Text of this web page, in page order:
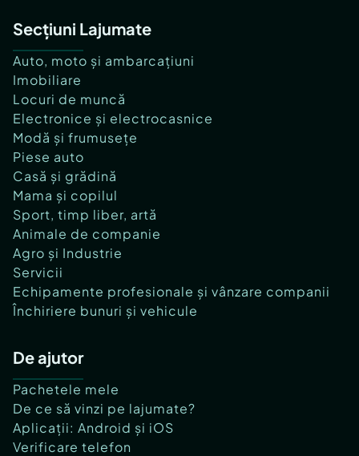
Secțiuni Lajumate
Auto, moto și ambarcațiuni
Imobiliare
Locuri de muncă
Electronice și electrocasnice
Modă și frumusețe
Piese auto
Casă și grădină
Mama și copilul
Sport, timp liber, artă
Animale de companie
Agro și Industrie
Servicii
Echipamente profesionale și vânzare companii
Închiriere bunuri și vehicule
De ajutor
Pachetele mele
De ce să vinzi pe lajumate?
Aplicații: Android și iOS
Verificare telefon